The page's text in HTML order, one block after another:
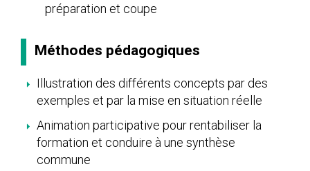
préparation et coupe
Méthodes pédagogiques
Illustration des différents concepts par des
exemples et par la mise en situation réelle
Animation participative pour rentabiliser la
formation et conduire à une synthèse
commune